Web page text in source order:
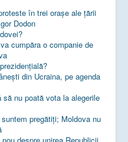
în trei orașe ale țării
Dodon
cumpăra o companie de
din Ucraina, pe agenda
nu poată vota la alegerile
pregătiți; Moldova nu